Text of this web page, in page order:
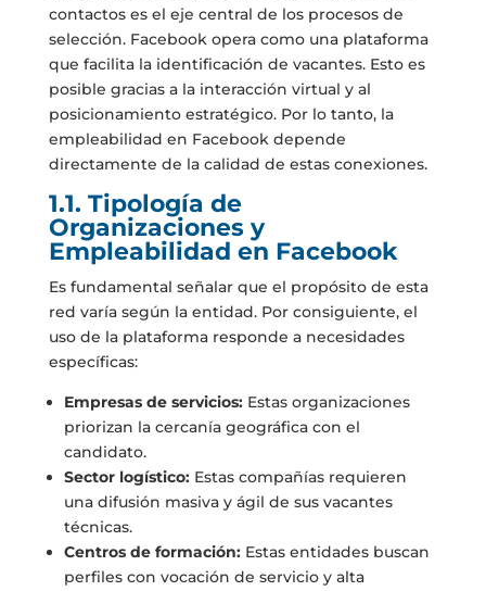
contactos es el eje central de los procesos de
selección. Facebook opera como una plataforma
que facilita la identificación de vacantes. Esto es
posible gracias a la interacción virtual y al
posicionamiento estratégico. Por lo tanto, la
empleabilidad en Facebook depende
directamente de la calidad de estas conexiones.
1.1. Tipología de
Organizaciones y
Empleabilidad en Facebook
Es fundamental señalar que el propósito de esta
red varía según la entidad. Por consiguiente, el
uso de la plataforma responde a necesidades
específicas:
Empresas de servicios:Estas organizaciones
priorizan la cercanía geográfica con el
candidato.
Sector logístico:Estas compañías requieren
una difusión masiva y ágil de sus vacantes
técnicas.
Centros de formación:Estas entidades buscan
perfiles con vocación de servicio y alta